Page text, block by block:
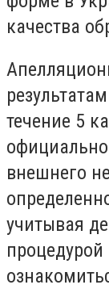
качества
течение 5
внешнего
учитывая